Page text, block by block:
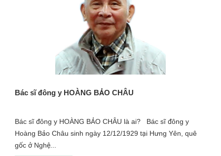
Bác sĩ đông y HOÀNG BẢO CHÂU
Bác sĩ đông y HOÀNG BẢO CHÂU là ai? Bác sĩ đông y
Hoàng Bảo Châu sinh ngày 12/12/1929 tại Hưng Yên, quê
gốc ở Nghệ...